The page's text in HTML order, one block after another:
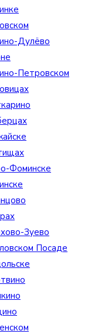
Дулёво
Петровском
Фоминске
Зуево
Посаде